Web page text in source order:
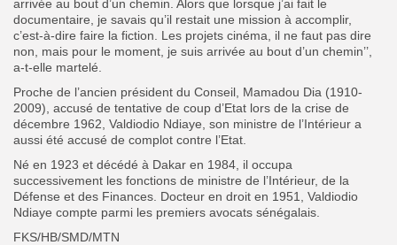
arrivée au bout d’un chemin. Alors que lorsque j’ai fait le
documentaire, je savais qu’il restait une mission à accomplir,
c’est-à-dire faire la fiction. Les projets cinéma, il ne faut pas dire
non, mais pour le moment, je suis arrivée au bout d’un chemin’’,
a-t-elle martelé.
Proche de l’ancien président du Conseil, Mamadou Dia (1910-
2009), accusé de tentative de coup d’Etat lors de la crise de
décembre 1962, Valdiodio Ndiaye, son ministre de l’Intérieur a
aussi été accusé de complot contre l’Etat.
Né en 1923 et décédé à Dakar en 1984, il occupa
successivement les fonctions de ministre de l’Intérieur, de la
Défense et des Finances. Docteur en droit en 1951, Valdiodio
Ndiaye compte parmi les premiers avocats sénégalais.
FKS/HB/SMD/MTN